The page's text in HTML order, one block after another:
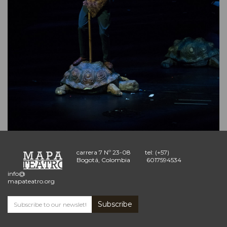
carrera 7 Nº 23-08
Bogotá, Colombia
tel: (+57)
6017594534
info@
mapateatro.org
Subscribe